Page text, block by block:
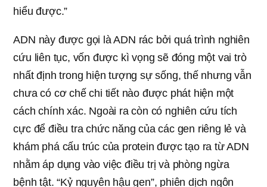
hiểu được.”
ADN này được gọi là ADN rác bởi quá trình nghiên
cứu liên tục, vốn được kì vọng sẽ đóng một vai trò
nhất định trong hiện tượng sự sống, thế nhưng vẫn
chưa có cơ chế chi tiết nào được phát hiện một
cách chính xác. Ngoài ra còn có nghiên cứu tích
cực để điều tra chức năng của các gen riêng lẻ và
khám phá cấu trúc của protein được tạo ra từ ADN
nhằm áp dụng vào việc điều trị và phòng ngừa
bệnh tật. “Kỷ nguyên hậu gen”, phiên dịch ngôn